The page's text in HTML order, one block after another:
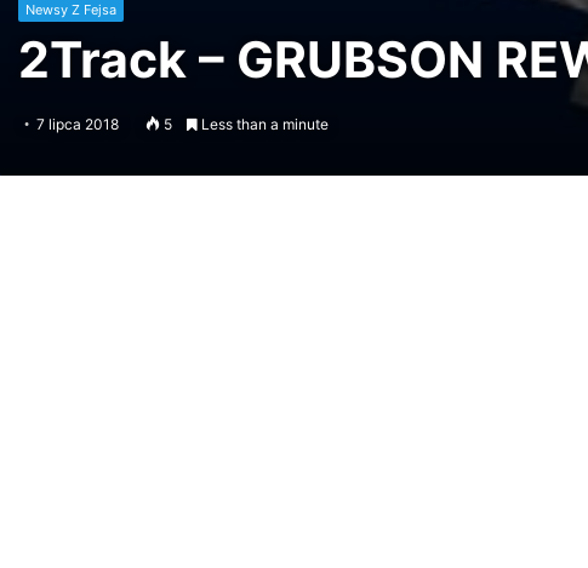
Newsy Z Fejsa
2Track – GRUBSON
7 lipca 2018 5 Less than a minute